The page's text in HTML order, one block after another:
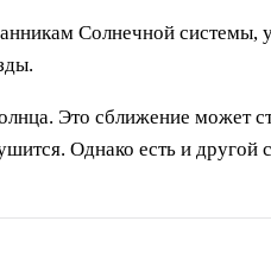
Солнечной системы,
Это сближение может
Однако есть и другой